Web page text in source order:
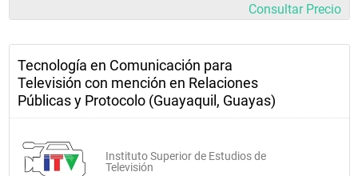
Consultar Precio
Tecnología en Comunicación para
Televisión con mención en Relaciones
Públicas y Protocolo (Guayaquil, Guayas)
Instituto Superior de Estudios de
Televisión